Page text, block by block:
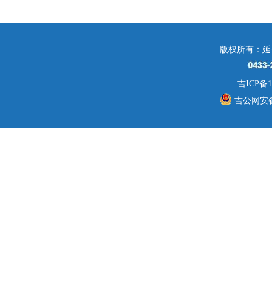
版权所有：
吉ICP备
吉公网安